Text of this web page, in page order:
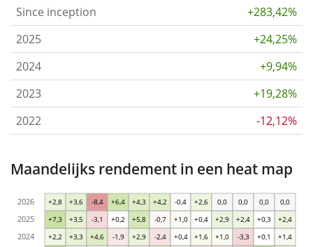
Since inception
+283,42%
2025
+24,25%
2024
+9,94%
2023
+19,28%
2022
-12,12%
Maandelijks rendement in een heat map
+2,2 +3,3 +4,6 -1,9 +2,9 -2,4 +0,4 +1,6 +1,0 -3,3 +0,1 +1,4
+7,3 +3,5 -3,1 +0,2 +5,8 -0,7 +1,0 +0,4 +2,9 +2,4 +0,3 +2,4
+2,8 +3,6 -8,4 +6,4 +4,3 +4,2 -0,4 +2,6 0,0 0,0 0,0 0,0
2024
2025
2026